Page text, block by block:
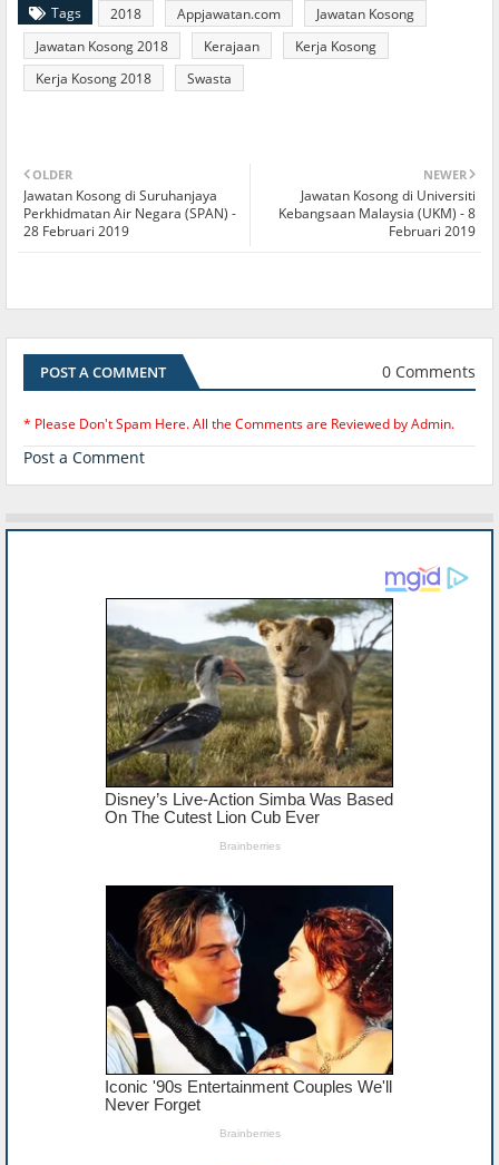
Tags 2018 Appjawatan.com
Jawatan Kosong
Jawatan Kosong 2018
Kerajaan
Kerja Kosong
Kerja Kosong 2018
Swasta
NEWER
Jawatan Kosong di Universiti
Kebangsaan Malaysia (UKM) - 8
Februari 2019
OLDER
Jawatan Kosong di Suruhanjaya
Perkhidmatan Air Negara (SPAN) -
28 Februari 2019
POST A COMMENT 0 Comments
* Please Don't Spam Here. All the Comments are Reviewed by Admin.
Post a Comment